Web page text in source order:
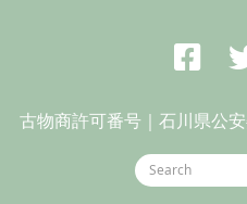
古物商許可番号｜石川県公